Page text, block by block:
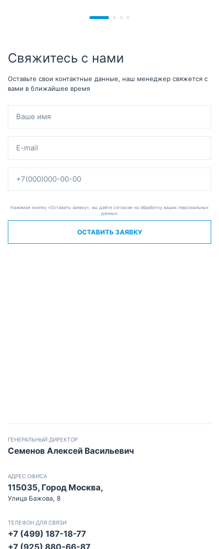
Свяжитесь с нами
Оставьте свои контактные данные, наш менеджер свяжется с
вами в ближайшее время
Нажимая кнопку «Оставить заявку», вы даёте согласие на обработку ваших персональных
данных.
ОСТАВИТЬ ЗАЯВКУ
ГЕНЕРАЛЬНЫЙ ДИРЕКТОР
Семенов Алексей Васильевич
АДРЕС ОФИСА
115035, Город Москва,
Улица Бажова, 8
ТЕЛЕФОН ДЛЯ СВЯЗИ
+7 (499) 187-18-77
+7 (925) 880-66-87